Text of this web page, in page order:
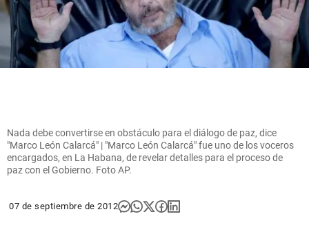
Nada debe convertirse en obstáculo para el diálogo de paz, dice
"Marco León Calarcá" | "Marco León Calarcá" fue uno de los voceros
encargados, en La Habana, de revelar detalles para el proceso de
paz con el Gobierno. Foto AP.
07 de septiembre de 2012